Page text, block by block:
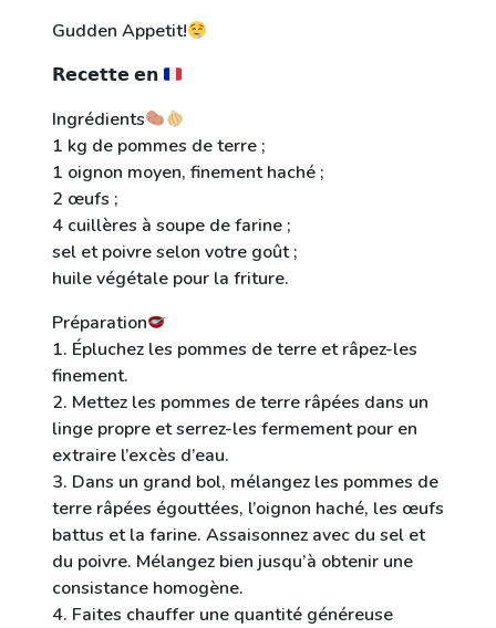
Gudden Appetit!
𝗥𝗲𝗰𝗲𝘁𝘁𝗲 𝗲𝗻
Ingrédients
1 kg de pommes de terre ;
1 oignon moyen, finement haché ;
2 œufs ;
4 cuillères à soupe de farine ;
sel et poivre selon votre goût ;
huile végétale pour la friture.
Préparation
1. Épluchez les pommes de terre et râpez-les
finement.
2. Mettez les pommes de terre râpées dans un
linge propre et serrez-les fermement pour en
extraire l’excès d’eau.
3. Dans un grand bol, mélangez les pommes de
terre râpées égouttées, l’oignon haché, les œufs
battus et la farine. Assaisonnez avec du sel et
du poivre. Mélangez bien jusqu’à obtenir une
consistance homogène.
4. Faites chauffer une quantité généreuse